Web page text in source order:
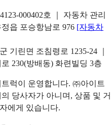
000402호 ｜ 자동차 관리
읍 포승항남로 976 [자동차
기린면 조침령로 1235-24 ｜
230(방배동) 화련빌딩 3층
럭이 운영합니다. ㈜아이트
당사자가 아니며, 상품 및 거
에게 있습니다.